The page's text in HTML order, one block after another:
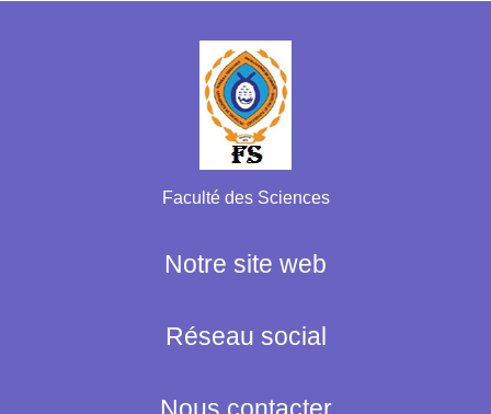
Faculté des Sciences
Notre site web
Réseau social
Nous contacter